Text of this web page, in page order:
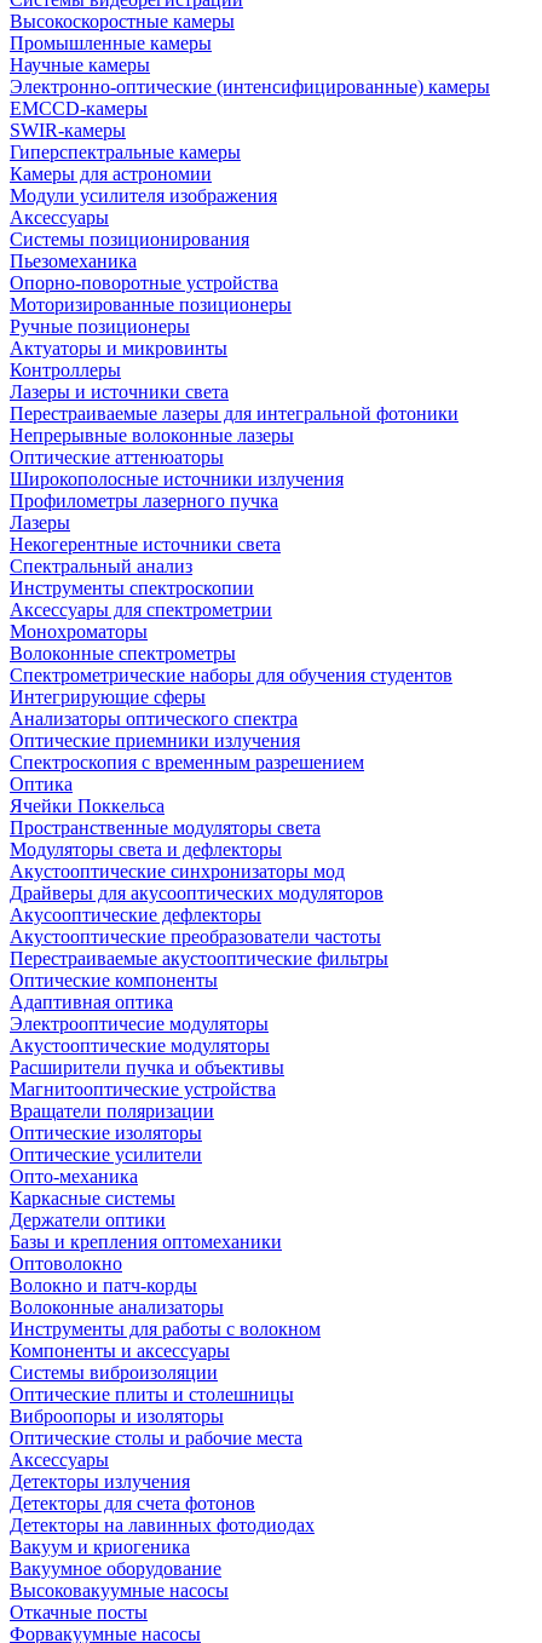
Высокоскоростные камеры
Промышленные камеры
Научные камеры
Электронно-оптические (интенсифицированные) камеры
EMCCD-камеры
SWIR-камеры
Гиперспектральные камеры
Камеры для астрономии
Модули усилителя изображения
Аксессуары
Системы позиционирования
Пьезомеханика
Опорно-поворотные устройства
Моторизированные позиционеры
Ручные позиционеры
Актуаторы и микровинты
Контроллеры
Лазеры и источники света
Перестраиваемые лазеры для интегральной фотоники
Непрерывные волоконные лазеры
Оптические аттенюаторы
Широкополосные источники излучения
Профилометры лазерного пучка
Лазеры
Некогерентные источники света
Спектральный анализ
Инструменты спектроскопии
Аксессуары для спектрометрии
Монохроматоры
Волоконные спектрометры
Спектрометрические наборы для обучения студентов
Интегрирующие сферы
Анализаторы оптического спектра
Оптические приемники излучения
Спектроскопия с временным разрешением
Оптика
Ячейки Поккельса
Пространственные модуляторы света
Модуляторы света и дефлекторы
Акустооптические синхронизаторы мод
Драйверы для акусооптических модуляторов
Акусооптические дефлекторы
Акустооптические преобразователи частоты
Перестраиваемые акустооптические фильтры
Оптические компоненты
Адаптивная оптика
Электрооптичесие модуляторы
Акустооптические модуляторы
Расширители пучка и объективы
Магнитооптические устройства
Вращатели поляризации
Оптические изоляторы
Оптические усилители
Опто-механика
Каркасные системы
Держатели оптики
Базы и крепления оптомеханики
Оптоволокно
Волокно и патч-корды
Волоконные анализаторы
Инструменты для работы с волокном
Компоненты и аксессуары
Системы виброизоляции
Оптические плиты и столешницы
Виброопоры и изоляторы
Оптические столы и рабочие места
Аксессуары
Детекторы излучения
Детекторы для счета фотонов
Детекторы на лавинных фотодиодах
Вакуум и криогеника
Вакуумное оборудование
Высоковакуумные насосы
Откачные посты
Форвакуумные насосы